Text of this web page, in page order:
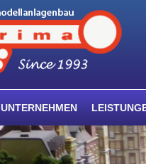
UNTERNEHMEN